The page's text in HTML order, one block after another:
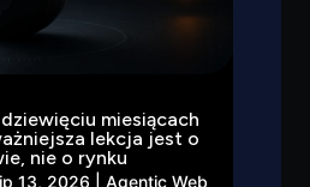
miesiącach
lekcja jest o
nie o rynku
13, 2026
Agentic Web